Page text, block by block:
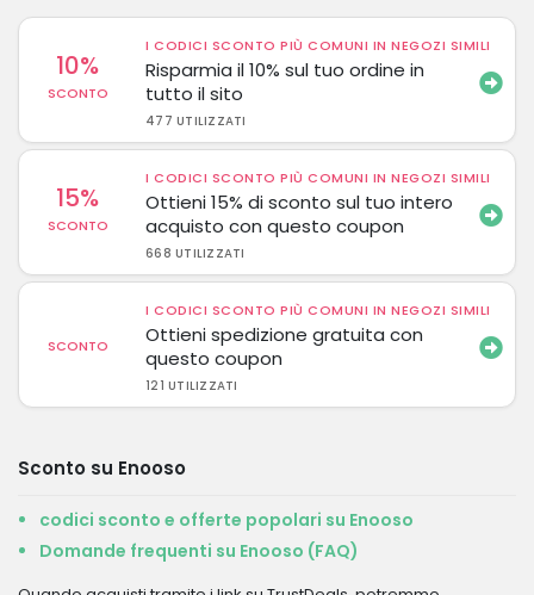
10%
SCONTO
I CODICI SCONTO PIÙ COMUNI IN NEGOZI SIMILI
Risparmia il 10% sul tuo ordine in
tutto il sito
477 UTILIZZATI
15%
SCONTO
I CODICI SCONTO PIÙ COMUNI IN NEGOZI SIMILI
Ottieni 15% di sconto sul tuo intero
acquisto con questo coupon
668 UTILIZZATI
SCONTO
I CODICI SCONTO PIÙ COMUNI IN NEGOZI SIMILI
Ottieni spedizione gratuita con
questo coupon
121 UTILIZZATI
Sconto su Enooso
codici sconto e offerte popolari su Enooso
Domande frequenti su Enooso (FAQ)